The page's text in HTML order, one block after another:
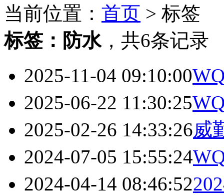
当前位置： 首页 > 标签
标签： 防水， 共6条记录
2025-11-04 09:10:00
2025-06-22 11:30:25
2025-02-26 14:33:26威
2024-07-05 15:55:24
2024-04-14 08:46:52